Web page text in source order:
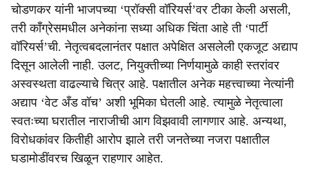
चोडणकर यांनी भाजपच्या ‘प्रॉक्सी वॉरियर्स’वर टीका केली असली,
तरी काँग्रेसमधील अनेकांना सध्या अधिक चिंता आहे ती ‘पार्टी
वॉरियर्स’ची. नेतृत्वबदलानंतर पक्षात अपेक्षित असलेली एकजूट अद्याप
दिसून आलेली नाही. उलट, नियुक्तीच्या निर्णयामुळे काही स्तरांवर
अस्वस्थता वाढल्याचे चित्र आहे. पक्षातील अनेक महत्त्वाच्या नेत्यांनी
अद्याप ‘वेट अँड वॉच’ अशी भूमिका घेतली आहे. त्यामुळे नेतृत्वाला
स्वतःच्या घरातील नाराजीची आग विझवावी लागणार आहे. अन्यथा,
विरोधकांवर कितीही आरोप झाले तरी जनतेच्या नजरा पक्षातील
घडामोडींवरच खिळून राहणार आहेत.